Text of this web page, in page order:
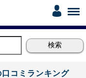
コミランキング